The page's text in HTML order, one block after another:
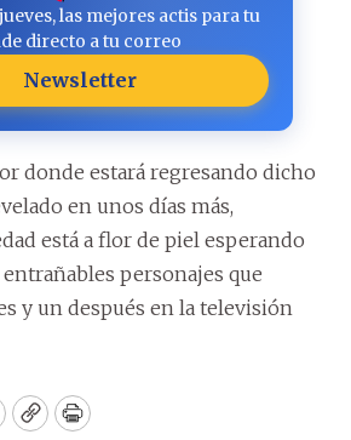
las mejores actis para tu
directo a tu correo
Newsletter
donde estará regresando dicho
en unos días más,
está a flor de piel esperando
personajes que
y un después en la televisión
CopyPrint